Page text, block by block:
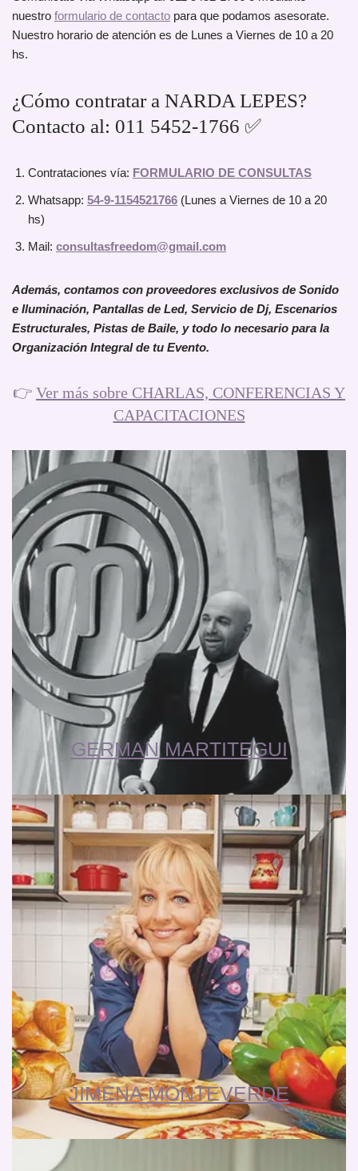
nuestro formulario de contacto para que podamos asesorate.
Nuestro horario de atención es de Lunes a Viernes de 10 a 20
hs.
¿Cómo contratar a NARDA LEPES?
Contacto al: 011 5452-1766 ✅
Contrataciones vía: FORMULARIO DE CONSULTAS
Whatsapp: 54-9-1154521766 (Lunes a Viernes de 10 a 20
hs)
Mail: consultasfreedom@gmail.com
Además, contamos con proveedores exclusivos de Sonido
e Iluminación, Pantallas de Led, Servicio de Dj, Escenarios
Estructurales, Pistas de Baile, y todo lo necesario para la
Organización Integral de tu Evento.
👉 Ver más sobre CHARLAS, CONFERENCIAS Y
CAPACITACIONES
GERMAN MARTITEGUI
JIMENA MONTEVERDE